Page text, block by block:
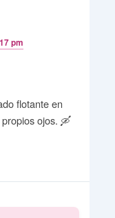
pm
flotante en
ojos. 🛶